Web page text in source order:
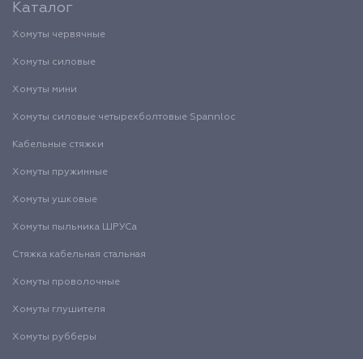
Каталог
Хомуты червячные
Хомуты силовые
Хомуты мини
Хомуты силовые четырехболтовые Spannloc
Кабельные стяжки
Хомуты пружинные
Хомуты ушковые
Хомуты пыльника ШРУСа
Стяжка кабельная стальная
Хомуты проволочные
Хомуты глушителя
Хомуты рубберы